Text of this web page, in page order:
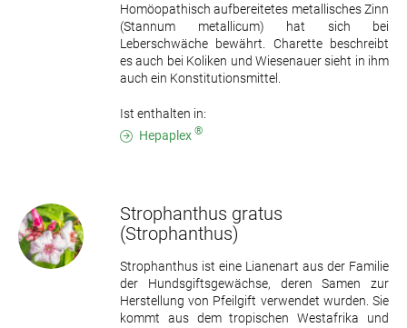
Homöopathisch aufbereitetes metallisches Zinn
(Stannum metallicum) hat sich bei
Leberschwäche bewährt. Charette beschreibt
es auch bei Koliken und Wiesenauer sieht in ihm
auch ein Konstitutionsmittel.
Ist enthalten in:
Hepaplex ®
Strophanthus gratus
(Strophanthus)
Strophanthus ist eine Lianenart aus der Familie
der Hundsgiftsgewächse, deren Samen zur
Herstellung von Pfeilgift verwendet wurden. Sie
kommt aus dem tropischen Westafrika und